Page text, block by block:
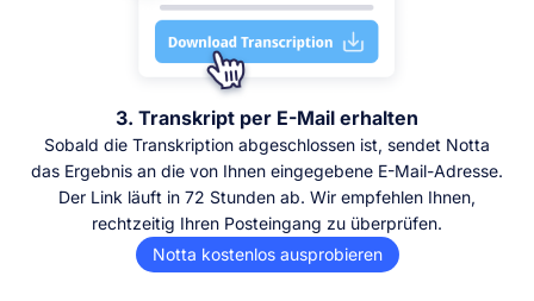
3. Transkript per E-Mail erhalten
Sobald die Transkription abgeschlossen ist, sendet Notta
das Ergebnis an die von Ihnen eingegebene E-Mail-Adresse.
Der Link läuft in 72 Stunden ab. Wir empfehlen Ihnen,
rechtzeitig Ihren Posteingang zu überprüfen.
Notta kostenlos ausprobieren